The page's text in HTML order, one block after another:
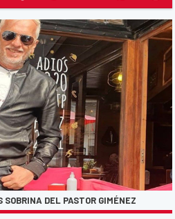
DEL PASTOR GIMÉNEZ